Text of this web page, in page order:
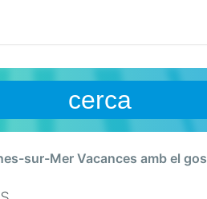
cerca
sur-Mer Vacances amb el gos